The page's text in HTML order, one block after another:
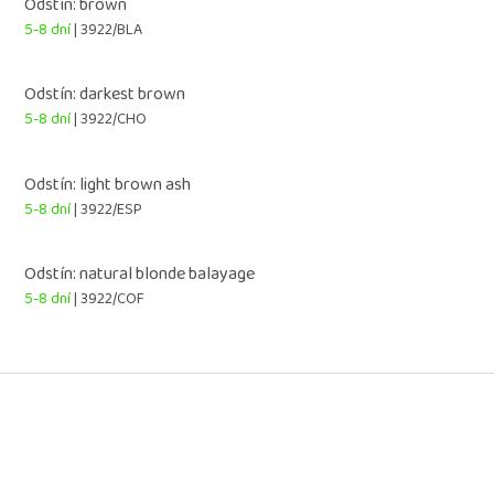
5-8 dní| 3922/BLA
Odstín: darkest brown
5-8 dní| 3922/CHO
Odstín: light brown ash
5-8 dní| 3922/ESP
Odstín: natural blonde balayage
5-8 dní| 3922/COF